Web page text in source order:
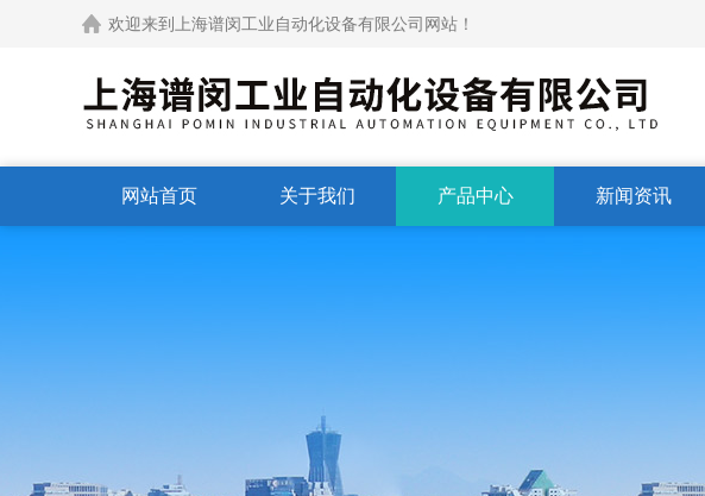
欢迎来到上海谱闵工业自动化设备有限公司网站！
网站首页 关于我们 产品中心 新闻资讯